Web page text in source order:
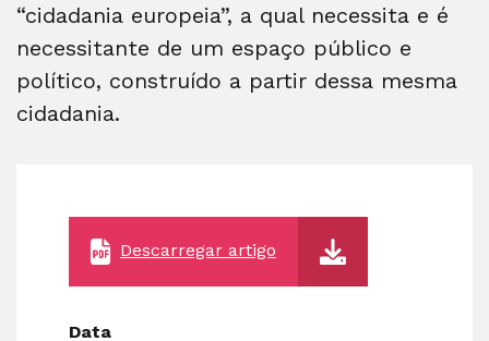
“cidadania europeia”, a qual necessita e é
necessitante de um espaço público e
político, construído a partir dessa mesma
cidadania.
Descarregar artigo
Data